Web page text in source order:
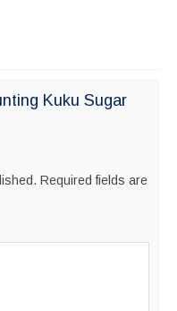
Kuku Sugar
Required fields are